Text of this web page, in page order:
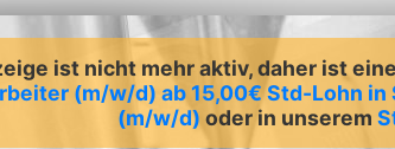
ist nicht mehr aktiv, daher ist
(m/w/d) ab 15,00€ Std-Lohn in
(m/w/d) oder in unserem